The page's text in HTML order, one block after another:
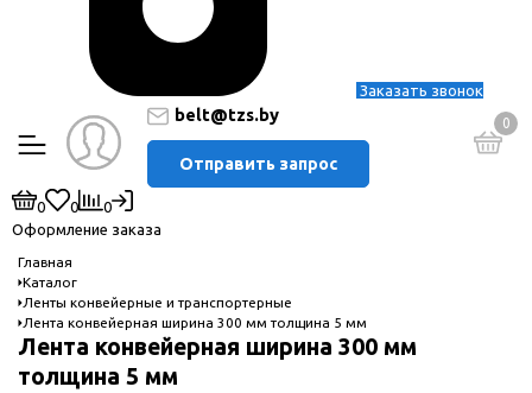
Заказать звонок
belt@tzs.by
Отправить запрос
0
0 0
0
Оформление заказа
Главная
Каталог
Ленты конвейерные и транспортерные
Лента конвейерная ширина 300 мм толщина 5 мм
Лента конвейерная ширина 300 мм
толщина 5 мм